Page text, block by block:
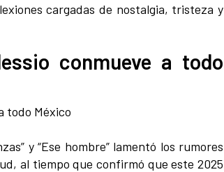
cargadas de nostalgia, tristeza y
conmueve a todo
y “Ese hombre” lamentó los rumores
al tiempo que confirmó que este 2025